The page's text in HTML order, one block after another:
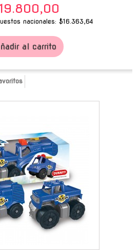
nacionales: $16.363,64
al carrito